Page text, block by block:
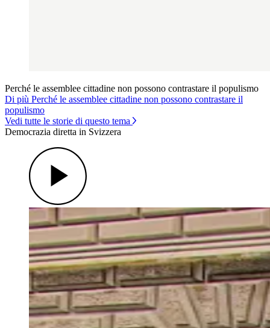
Perché le assemblee cittadine non possono contrastare il populismo
Di più Perché le assemblee cittadine non possono contrastare il
populismo
Vedi tutte le storie di questo tema
Democrazia diretta in Svizzera